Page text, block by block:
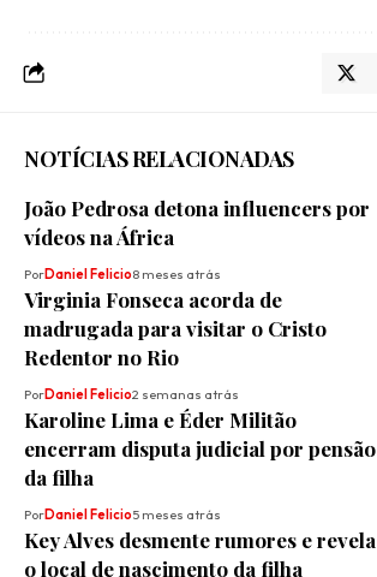
NOTÍCIAS RELACIONADAS
João Pedrosa detona influencers por
vídeos na África
PorDaniel Felicio8 meses atrás
Virginia Fonseca acorda de
madrugada para visitar o Cristo
Redentor no Rio
PorDaniel Felicio2 semanas atrás
Karoline Lima e Éder Militão
encerram disputa judicial por pensão
da filha
PorDaniel Felicio5 meses atrás
Key Alves desmente rumores e revela
o local de nascimento da filha